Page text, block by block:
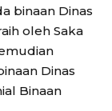
binaan Dinas
oleh Saka
Dinas
Binaan